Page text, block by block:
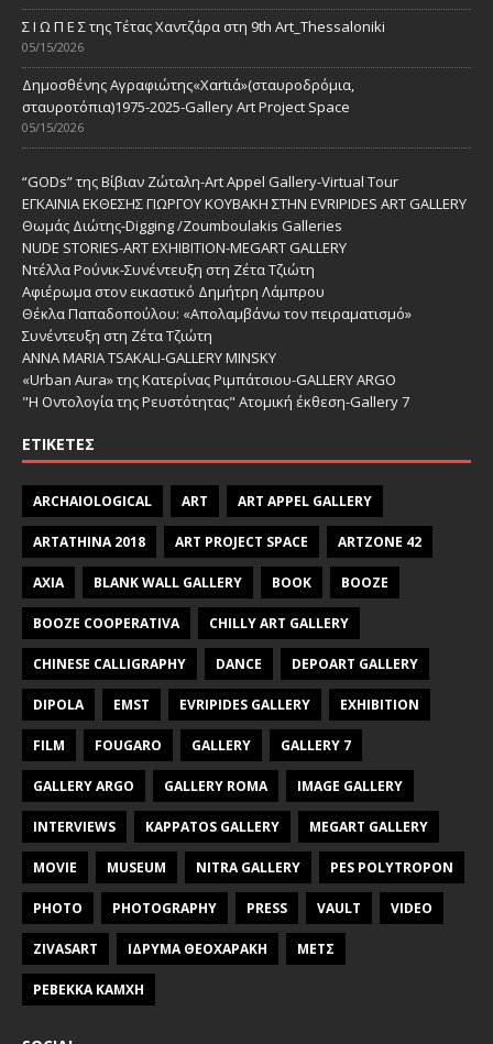
Σ Ι Ω Π Ε Σ της Τέτας Χαντζάρα στη 9th Art_Thessaloniki
05/15/2026
Δημοσθένης Αγραφιώτης«Xαrtιά»(σταυροδρόμια,
σταυροτόπια)1975-2025-Gallery Art Project Space
05/15/2026
“GODs” της Βίβιαν Ζώταλη-Art Appel Gallery-Virtual Tour
ΕΓΚΑΙΝΙΑ ΕΚΘΕΣΗΣ ΓΙΩΡΓΟΥ ΚΟΥΒΑΚΗ ΣΤΗΝ EVRIPIDES ART GALLERY
Θωμάς Διώτης-Digging /Zoumboulakis Galleries
NUDE STORIES-ΑRT EXHIBITION-MEGART GALLERY
Ντέλλα Ρούνικ-Συνέντευξη στη Ζέτα Τζιώτη
Αφιέρωμα στον εικαστικό Δημήτρη Λάμπρου
Θέκλα Παπαδοπούλου: «Απολαμβάνω τον πειραματισμό»
Συνέντευξη στη Ζέτα Τζιώτη
ANNA MARIA TSAKALI-GALLERY MINSKY
«Urban Aura» της Κατερίνας Ριμπάτσιου-GALLERY ARGO
"Η Οντολογία της Ρευστότητας" Ατομική έκθεση-Gallery 7
ΕΤΙΚΈΤΕΣ
ARCHAIOLOGICAL ART ART APPEL GALLERY
ARTATHINA 2018 ART PROJECT SPACE ARTZONE 42
AXIA BLANK WALL GALLERY BOOK BOOZE
BOOZE COOPERATIVA CHILLY ART GALLERY
CHINESE CALLIGRAPHY DANCE DEPOART GALLERY
DIPOLA EMST EVRIPIDES GALLERY EXHIBITION
FILM FOUGARO GALLERY GALLERY 7
GALLERY ARGO GALLERY ROMA IMAGE GALLERY
INTERVIEWS KAPPATOS GALLERY MEGART GALLERY
MOVIE MUSEUM NITRA GALLERY PES POLYTROPON
PHOTO PHOTOGRAPHY PRESS VAULT VIDEO
ZIVASART ΙΔΡΥΜΑ ΘΕΟΧΑΡΑΚΗ ΜΕΤΣ
ΡΕΒΕΚΚΑ ΚΑΜΧΗ